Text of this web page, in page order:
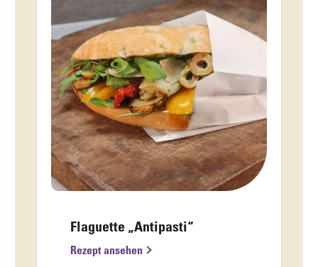
Flaguette „Antipasti“
Rezept ansehen